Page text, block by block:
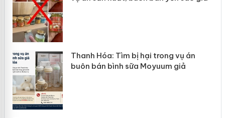
án
Hưng Yên: Xử lý 6 hộ kinh doanh bán
hàng giả mạo nhãn hiệu Adidas, Nike